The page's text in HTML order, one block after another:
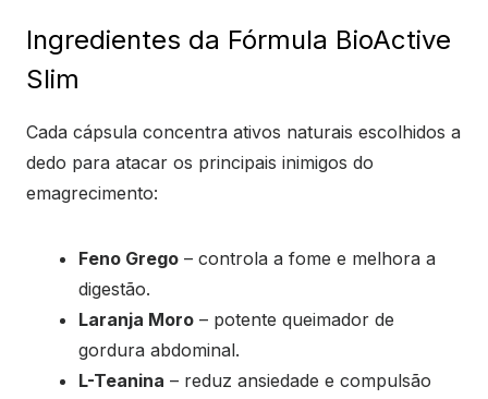
Ingredientes da Fórmula BioActive
Slim
Cada cápsula concentra ativos naturais escolhidos a
dedo para atacar os principais inimigos do
emagrecimento:
Feno Grego – controla a fome e melhora a
digestão.
Laranja Moro – potente queimador de
gordura abdominal.
L-Teanina – reduz ansiedade e compulsão